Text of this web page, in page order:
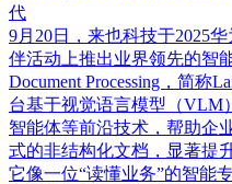
代
9月20日，来也科技于2025
伴活动上推出业界领先的智
Document Processing，简称
台基于视觉语言模型（VLM
智能体等前沿技术，帮助企
式的非结构化文档，显著提
它像一位“读懂业务”的智能